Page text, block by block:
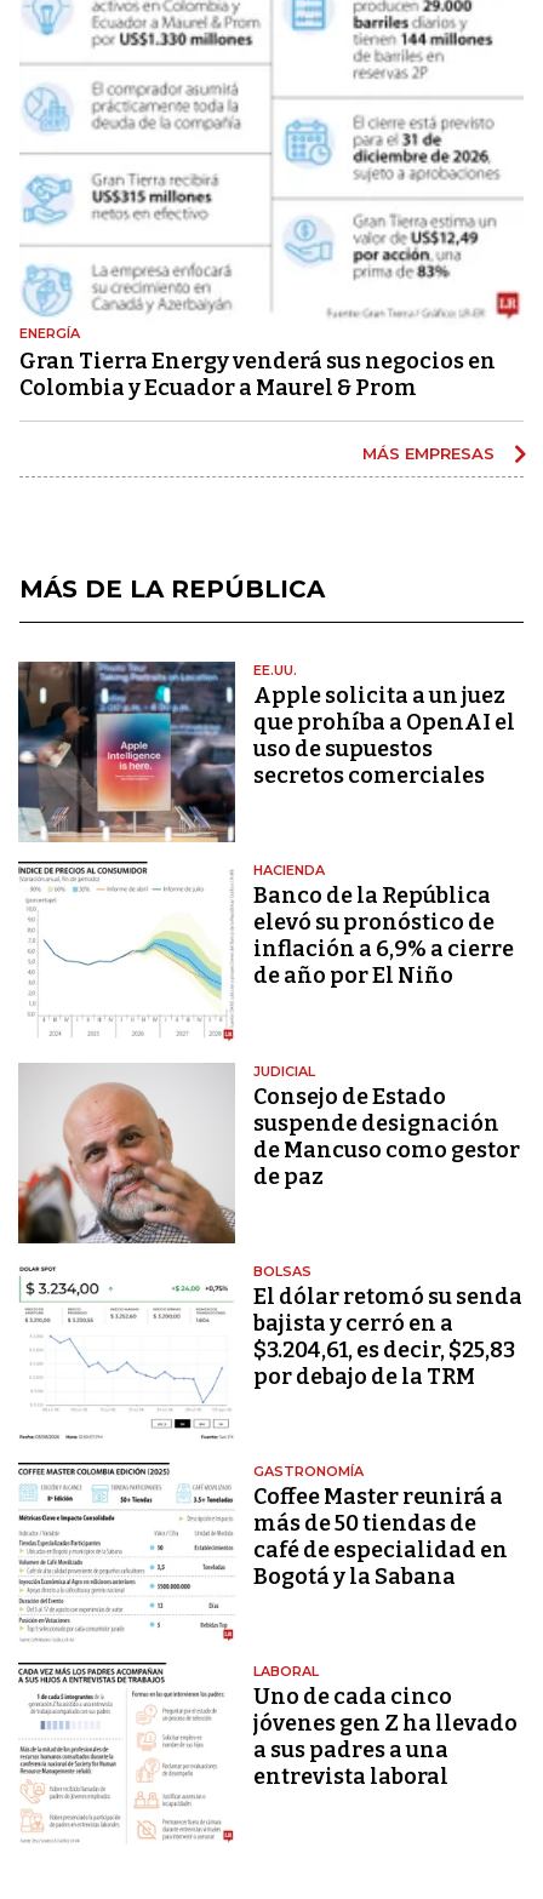
ENERGÍA
Gran Tierra Energy venderá sus negocios en
Colombia y Ecuador a Maurel & Prom
MÁS EMPRESAS
MÁS DE LA REPÚBLICA
EE.UU.
Apple solicita a un juez
que prohíba a OpenAI el
uso de supuestos
secretos comerciales
HACIENDA
Banco de la República
elevó su pronóstico de
inflación a 6,9% a cierre
de año por El Niño
JUDICIAL
Consejo de Estado
suspende designación
de Mancuso como gestor
de paz
BOLSAS
El dólar retomó su senda
bajista y cerró en a
$3.204,61, es decir, $25,83
por debajo de la TRM
GASTRONOMÍA
Coffee Master reunirá a
más de 50 tiendas de
café de especialidad en
Bogotá y la Sabana
LABORAL
Uno de cada cinco
jóvenes gen Z ha llevado
a sus padres a una
entrevista laboral